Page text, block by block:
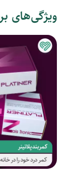
ویژگی‌های